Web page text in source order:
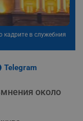
кадрите в служебния
Telegram
около